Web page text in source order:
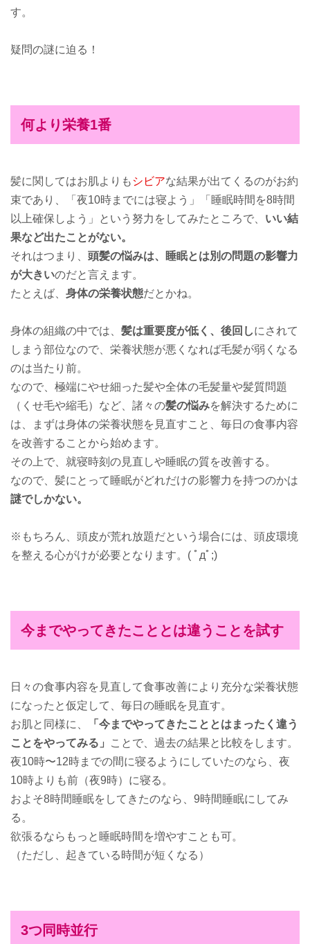
す。
疑問の謎に迫る！
何より栄養1番
髪に関してはお肌よりも シビアな結果が出てくるのがお約
束であり、「夜10時までには寝よう」「睡眠時間を8時間
以上確保しよう」という努力をしてみたところで、 いい結
果など出たことがない。
それはつまり、 頭髪の悩みは、睡眠とは別の問題の影響力
が大きいのだと言えます。
たとえば、 身体の栄養状態だとかね。
身体の組織の中では、 髪は重要度が低く、後回しにされて
しまう部位なので、栄養状態が悪くなれば毛髪が弱くなる
のは当たり前。
なので、極端にやせ細った髪や全体の毛髪量や髪質問題
（くせ毛や縮毛）など、諸々の髪の悩みを解決するために
は、まずは身体の栄養状態を見直すこと、毎日の食事内容
を改善することから始めます。
その上で、就寝時刻の見直しや睡眠の質を改善する。
なので、髪にとって睡眠がどれだけの影響力を持つのかは
謎でしかない。
※もちろん、頭皮が荒れ放題だという場合には、頭皮環境
を整える心がけが必要となります。( ﾟдﾟ;)
今までやってきたこととは違うことを試す
日々の食事内容を見直して食事改善により充分な栄養状態
になったと仮定して、毎日の睡眠を見直す。
お肌と同様に、
「今までやってきたこととはまったく違う
ことをやってみる」
ことで、過去の結果と比較をします。
夜10時〜12時までの間に寝るようにしていたのなら、夜
10時よりも前（夜9時）に寝る。
およそ8時間睡眠をしてきたのなら、9時間睡眠にしてみ
る。
欲張るならもっと睡眠時間を増やすことも可。
（ただし、起きている時間が短くなる）
3つ同時並行